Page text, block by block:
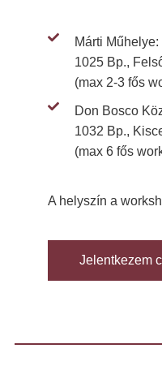
Márti Műhelye:
1025 Bp.,
(max 2-3 fős
Don Bosco
1032 Bp.,
(max 6 fős
A helyszín a
Jelentkezem